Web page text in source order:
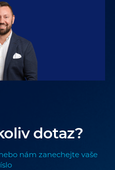
dotaz?
nám zanechejte vaše